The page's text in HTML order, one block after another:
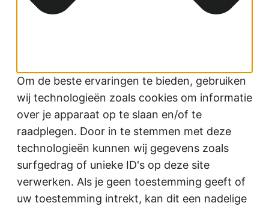
Om de beste ervaringen te bieden, gebruiken
wij technologieën zoals cookies om informatie
over je apparaat op te slaan en/of te
raadplegen. Door in te stemmen met deze
technologieën kunnen wij gegevens zoals
surfgedrag of unieke ID's op deze site
verwerken. Als je geen toestemming geeft of
uw toestemming intrekt, kan dit een nadelige